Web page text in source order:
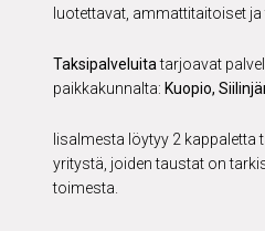
luotettavat, ammattitaitoiset
Taksipalveluitatarjoavat
paikkakunnalta: Kuopio,
Iisalmesta löytyy 2 kappaletta
yritystä, joiden taustat on
toimesta.